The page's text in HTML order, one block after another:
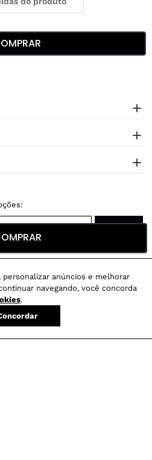
anúncios e melhorar
navegando, você concorda
.
:
R$ 499